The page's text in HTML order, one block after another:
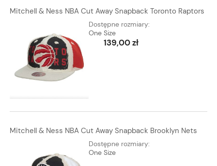
Mitchell & Ness NBA Cut Away Snapback Toronto Raptors
Dostępne rozmiary:
One Size
139,00 zł
Mitchell & Ness NBA Cut Away Snapback Brooklyn Nets
Dostępne rozmiary:
One Size